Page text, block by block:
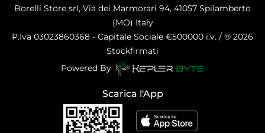
Borelli Store srl, Via dei Marmorari 94, 41057 Spilamberto
(MO) Italy
P.Iva 03023860368 - Capitale Sociale €500000 i.v. / ® 2026
Stockfirmati
Powered By
Scarica l'App